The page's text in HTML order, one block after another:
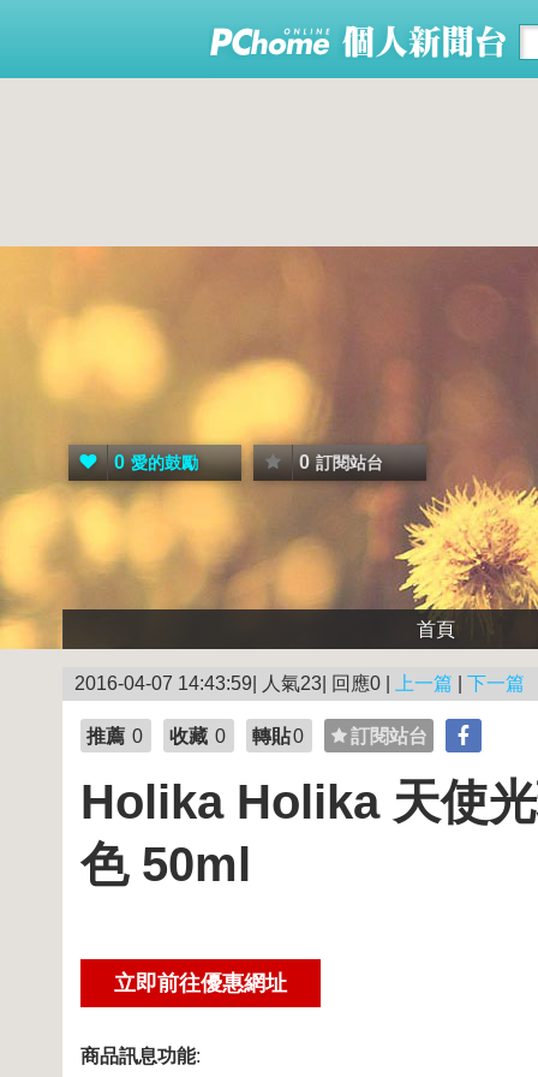
0 愛的鼓勵 0 訂閱站台
首頁
2016-04-07 14:43:59| 人氣23| 回應0 | 上一篇 下一篇
推薦 0 收藏 0 轉貼0 訂閱站台
Holika Holika 天使
色 50ml
商品訊息功能: